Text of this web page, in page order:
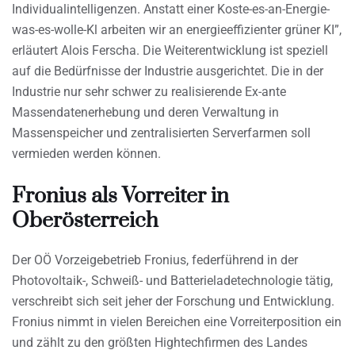
Individualintelligenzen. Anstatt einer Koste-es-an-Energie-
was-es-wolle-Kl arbeiten wir an energieeffizienter grüner KI”,
erläutert Alois Ferscha. Die Weiterentwicklung ist speziell
auf die Bedürfnisse der Industrie ausgerichtet. Die in der
Industrie nur sehr schwer zu realisierende Ex-ante
Massendatenerhebung und deren Verwaltung in
Massenspeicher und zentralisierten Serverfarmen soll
vermieden werden können.
Fronius als Vorreiter in
Oberösterreich
Der OÖ Vorzeigebetrieb Fronius, federführend in der
Photovoltaik-, Schweiß- und Batterieladetechnologie tätig,
verschreibt sich seit jeher der Forschung und Entwicklung.
Fronius nimmt in vielen Bereichen eine Vorreiterposition ein
und zählt zu den größten Hightechfirmen des Landes